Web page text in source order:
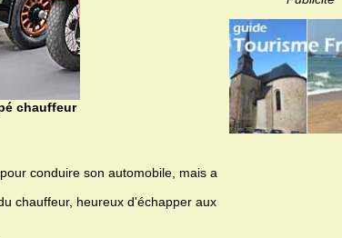
chauffeur
conduire son automobile, mais a
chauffeur, heureux d'échapper aux